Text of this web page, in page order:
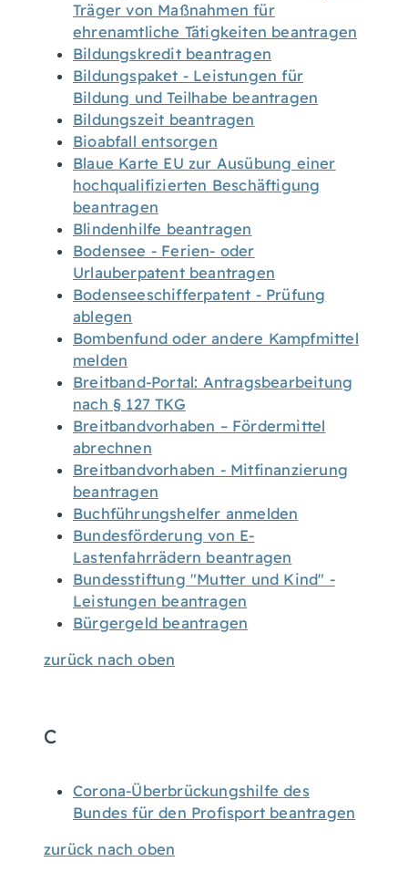
Träger von Maßnahmen für
ehrenamtliche Tätigkeiten beantragen
Bildungskredit beantragen
Bildungspaket - Leistungen für
Bildung und Teilhabe beantragen
Bildungszeit beantragen
Bioabfall entsorgen
Blaue Karte EU zur Ausübung einer
hochqualifizierten Beschäftigung
beantragen
Blindenhilfe beantragen
Bodensee - Ferien- oder
Urlauberpatent beantragen
Bodenseeschifferpatent - Prüfung
ablegen
Bombenfund oder andere Kampfmittel
melden
Breitband-Portal: Antragsbearbeitung
nach § 127 TKG
Breitbandvorhaben – Fördermittel
abrechnen
Breitbandvorhaben - Mitfinanzierung
beantragen
Buchführungshelfer anmelden
Bundesförderung von E-
Lastenfahrrädern beantragen
Bundesstiftung "Mutter und Kind" -
Leistungen beantragen
Bürgergeld beantragen
zurück nach oben
C
Corona-Überbrückungshilfe des
Bundes für den Profisport beantragen
zurück nach oben